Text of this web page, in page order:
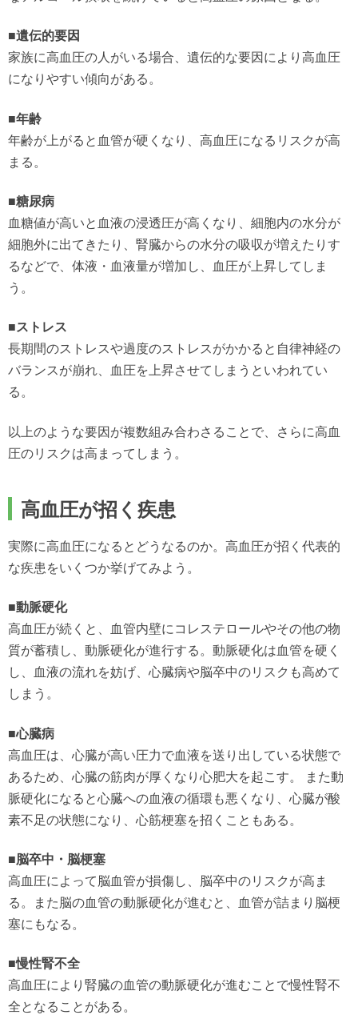
■遺伝的要因
家族に高血圧の人がいる場合、遺伝的な要因により高血圧
になりやすい傾向がある。
■年齢
年齢が上がると血管が硬くなり、高血圧になるリスクが高
まる。
■糖尿病
血糖値が高いと血液の浸透圧が高くなり、細胞内の水分が
細胞外に出てきたり、腎臓からの水分の吸収が増えたりす
るなどで、体液・血液量が増加し、血圧が上昇してしま
う。
■ストレス
長期間のストレスや過度のストレスがかかると自律神経の
バランスが崩れ、血圧を上昇させてしまうといわれてい
る。
以上のような要因が複数組み合わさることで、さらに高血
圧のリスクは高まってしまう。
高血圧が招く疾患
実際に高血圧になるとどうなるのか。高血圧が招く代表的
な疾患をいくつか挙げてみよう。
■動脈硬化
高血圧が続くと、血管内壁にコレステロールやその他の物
質が蓄積し、動脈硬化が進行する。動脈硬化は血管を硬く
し、血液の流れを妨げ、心臓病や脳卒中のリスクも高めて
しまう。
■心臓病
高血圧は、心臓が高い圧力で血液を送り出している状態で
あるため、心臓の筋肉が厚くなり心肥大を起こす。 また動
脈硬化になると心臓への血液の循環も悪くなり、心臓が酸
素不足の状態になり、心筋梗塞を招くこともある。
■脳卒中・脳梗塞
高血圧によって脳血管が損傷し、脳卒中のリスクが高ま
る。また脳の血管の動脈硬化が進むと、血管が詰まり脳梗
塞にもなる。
■慢性腎不全
高血圧により腎臓の血管の動脈硬化が進むことで慢性腎不
全となることがある。